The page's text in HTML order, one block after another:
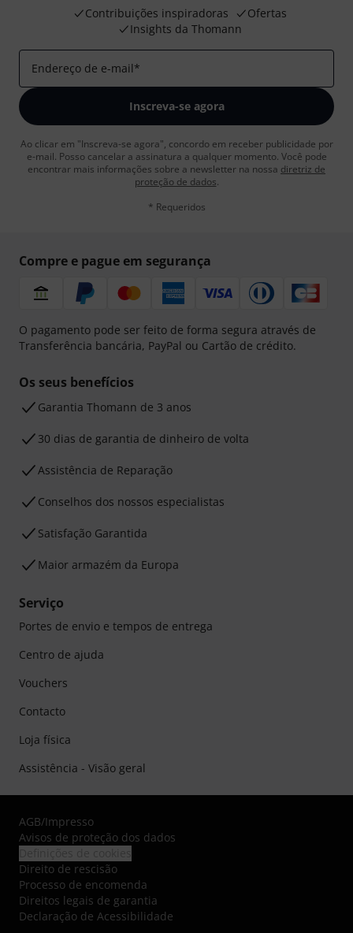
Contribuições inspiradoras
Ofertas
Insights da Thomann
Endereço de e-mail*
Inscreva-se agora
Ao clicar em "Inscreva-se agora", concordo em receber publicidade por
e-mail. Posso cancelar a assinatura a qualquer momento. Você pode
encontrar mais informações sobre a newsletter na nossa diretriz de
proteção de dados.
* Requeridos
Compre e pague em segurança
O pagamento pode ser feito de forma segura através de
Transferência bancária, PayPal ou Cartão de crédito.
Os seus benefícios
Garantia Thomann de 3 anos
30 dias de garantia de dinheiro de volta
Assistência de Reparação
Conselhos dos nossos especialistas
Satisfação Garantida
Maior armazém da Europa
Serviço
Portes de envio e tempos de entrega
Centro de ajuda
Vouchers
Contacto
Loja física
Assistência - Visão geral
AGB/Impresso
Avisos de proteção dos dados
Direito de rescisão
Processo de encomenda
Direitos legais de garantia
Declaração de Acessibilidade